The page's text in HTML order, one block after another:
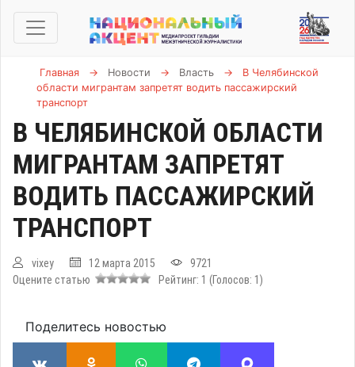
Главная → Новости → Власть →
В Челябинской
области мигрантам запретят водить пассажирский
транспорт
В ЧЕЛЯБИНСКОЙ ОБЛАСТИ
МИГРАНТАМ ЗАПРЕТЯТ
ВОДИТЬ ПАССАЖИРСКИЙ
ТРАНСПОРТ
vixey 12 марта 2015
9721
Оцените статью
Рейтинг: 1 (Голосов: 1 )
Поделитесь новостью